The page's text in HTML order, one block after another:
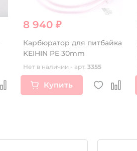
8 940 ₽
Карбюратор для питбайка
KEIHIN PE 30mm
Нет в наличии - арт. 3355
Купить